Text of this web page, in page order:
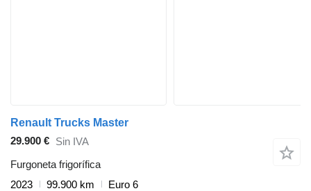
Renault Trucks Master
29.900 € Sin IVA
Furgoneta frigorífica
2023
99.900 km
Euro 6